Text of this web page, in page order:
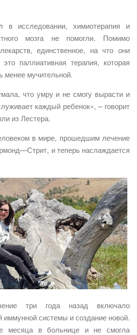
в исследовании, химиотерапия и
мозга не помогли. Помимо
единственное, на что они
паллиативная терапия, которая
менее мучительной.
что умру и не смогу вырасти и
каждый ребенок», – говорит
из Лестера.
в мире, прошедшим лечение
и теперь наслаждается
три года назад включало
иммунной системы и создание новой.
месяца в больнице и не смогла